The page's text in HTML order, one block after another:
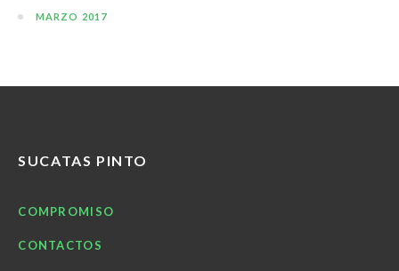
MARZO 2017
SUCATAS PINTO
COMPROMISO
CONTACTOS